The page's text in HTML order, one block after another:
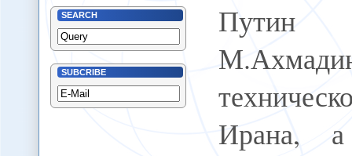
SEARCH
SUBCRIBE
Путин
Ирана, а